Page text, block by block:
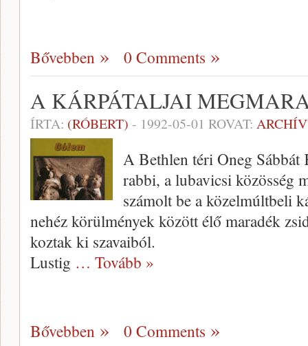
Bővebben 0 Comments
A KÁRPÁTALJAI
ÍRTA: (RÓBERT) - 1992-05-01 ROVAT:
A Bethlen téri Oneg
rabbi, a lubavicsi közösség
számolt be a közelmúltbeli
nehéz körül­mények között élő maradék
koztak ki szavaiból.
Lustig … Tovább »
Bővebben 0 Comments